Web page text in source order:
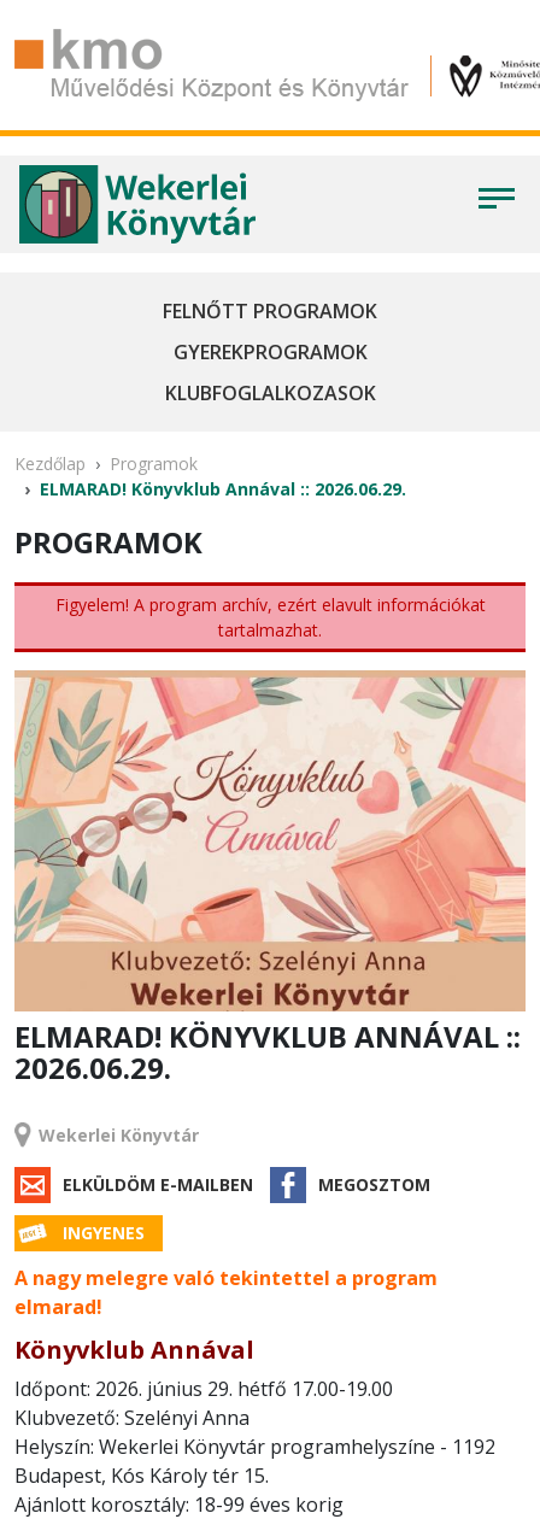
FELNŐTT PROGRAMOK
GYEREKPROGRAMOK
KLUBFOGLALKOZASOK
Kezdőlap
Programok
ELMARAD! Könyvklub Annával :: 2026.06.29.
PROGRAMOK
Figyelem! A program archív, ezért elavult információkat
tartalmazhat.
ELMARAD! KÖNYVKLUB ANNÁVAL ::
2026.06.29.
Wekerlei Könyvtár
ELKÜLDÖM E-MAILBEN MEGOSZTOM
INGYENES
A nagy melegre való tekintettel a program
elmarad!
Könyvklub Annával
Időpont: 2026. június 29. hétfő 17.00-19.00
Klubvezető: Szelényi Anna
Helyszín: Wekerlei Könyvtár programhelyszíne - 1192
Budapest, Kós Károly tér 15.
Ajánlott korosztály: 18-99 éves korig